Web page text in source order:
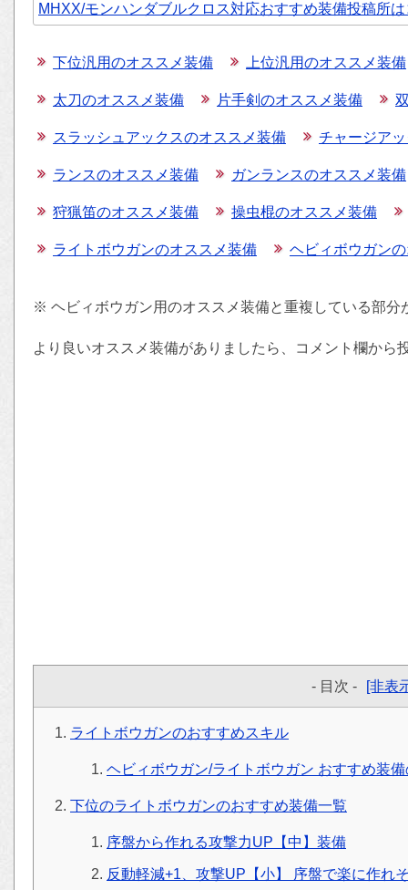
MHXX/モンハンダブルクロス対応おすすめ装備投稿所
下位汎用のオススメ装備 上位汎用のオススメ装備
太刀のオススメ装備 片手剣のオススメ装備
スラッシュアックスのオススメ装備 チャージア
ランスのオススメ装備 ガンランスのオススメ装備
狩猟笛のオススメ装備 操虫棍のオススメ装備
ライトボウガンのオススメ装備 ヘビィボウガン
※ ヘビィボウガン用のオススメ装備と重複している部分
より良いオススメ装備がありましたら、コメント欄から
- 目次 - [非表
ライトボウガンのおすすめスキル
ヘビィボウガン/ライトボウガン おすすめ装
下位のライトボウガンのおすすめ装備一覧
序盤から作れる攻撃力UP【中】装備
反動軽減+1、攻撃UP【小】 序盤で楽に作れ